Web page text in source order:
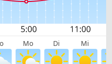
Mo Di Mi